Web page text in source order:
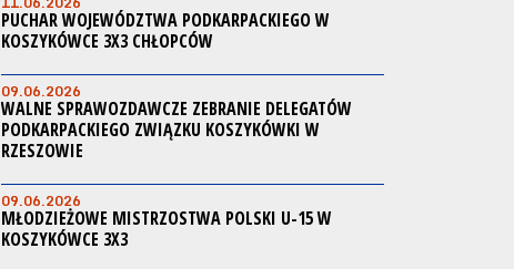
PUCHAR WOJEWÓDZTWA PODKARPACKIEGO W
KOSZYKÓWCE 3X3 CHŁOPCÓW
09.06.2026
WALNE SPRAWOZDAWCZE ZEBRANIE DELEGATÓW
PODKARPACKIEGO ZWIĄZKU KOSZYKÓWKI W
RZESZOWIE
09.06.2026
MŁODZIEŻOWE MISTRZOSTWA POLSKI U-15 W
KOSZYKÓWCE 3X3